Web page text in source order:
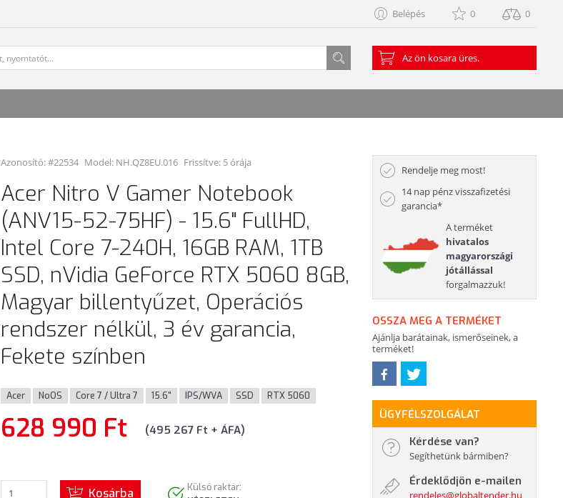
Belépés 0 0
Az ön kosara üres.
Azonosító: #22534 Model: NH.QZ8EU.016 Frissítve: 5 órája
Acer Nitro V Gamer Notebook
(ANV15-52-75HF) - 15.6" FullHD,
Intel Core 7-240H, 16GB RAM, 1TB
SSD, nVidia GeForce RTX 5060 8GB,
Magyar billentyűzet, Operációs
rendszer nélkül, 3 év garancia,
Fekete színben
Acer NoOS Core 7 / Ultra 7 15.6" IPS/WVA SSD RTX 5060
628 990 Ft (495 267 Ft + ÁFA)
Kosárba
Külső raktár:
Rendelje meg most!
14 nap pénz visszafizetési
garancia*
A terméket
hivatalos
magyarországi
jótállással
forgalmazzuk!
OSSZA MEG A TERMÉKET
Ajánlja barátainak, ismerőseinek, a
terméket!
ÜGYFÉLSZOLGÁLAT
Kérdése van?
Segíthetünk bármiben?
Érdeklődjön e-mailen
rendeles@globaltender.hu